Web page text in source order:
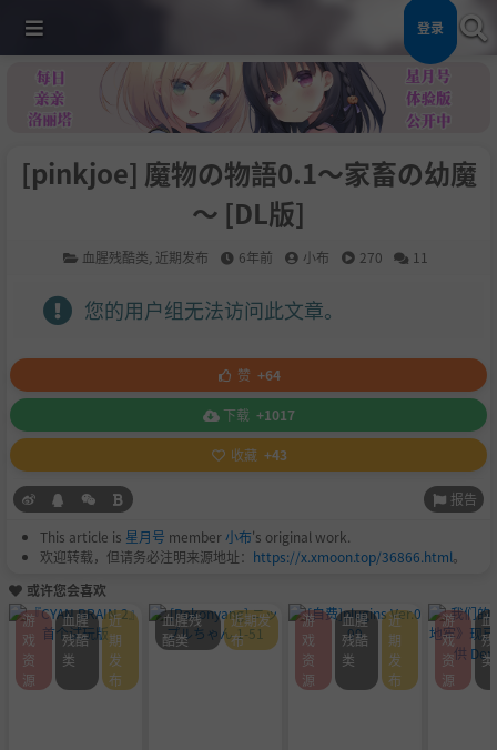
登录
[pinkjoe] 魔物の物語0.1～家畜の幼魔
～ [DL版]
血腥残酷类 近期发布 6年前 小布 270 11
您的用户组无法访问此文章。
赞 +64
下载 +1017
收藏 +43
报告
This article is 星月号 member小布's original work.
欢迎转载，但请务必注明来源地址： https://x.xmoon.top/36866.html。
或许您会喜欢
游
戏
资
源
血腥
残酷
类
近
期
发
布
血腥残
酷类
近期发
布
游
戏
资
源
血腥
残酷
类
近
期
发
布
游
戏
资
源
类